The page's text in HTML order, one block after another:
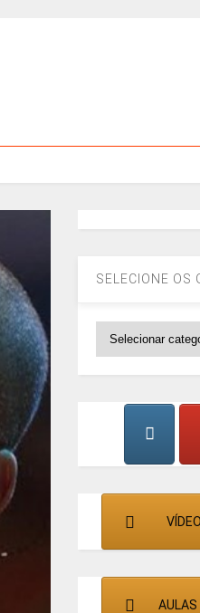
SELECIONE OS
CANTORES
AULAS